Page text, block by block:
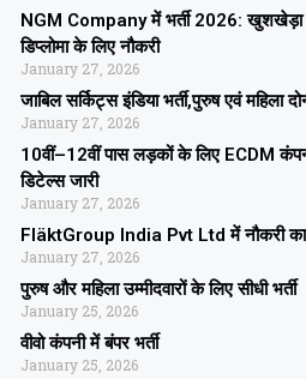
NGM Company में भर्ती 2026: खुशखेड़ा
डिप्लोमा के लिए नौकरी
January 27, 2026
जाबिल सर्किट्स इंडिया भर्ती,पुरुष एवं महिला
January 27, 2026
10वीं–12वीं पास लड़कों के लिए ECDM
डिटेल्स जारी
January 27, 2026
FläktGroup India Pvt Ltd में नौकरी का
January 27, 2026
पुरुष और महिला उम्मीदवारों के लिए सीधी भर्ती
January 25, 2026
वीवो कंपनी में बंपर भर्ती
January 25, 2026